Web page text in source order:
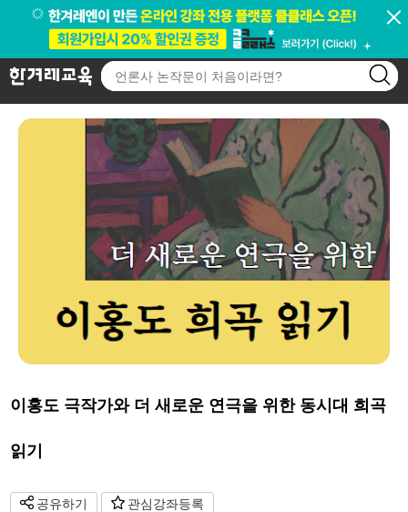
모집중 강좌
이홍도 극작가와 더 새로운 연극을 위한 동시대 희곡
읽기
공유하기 관심강좌등록